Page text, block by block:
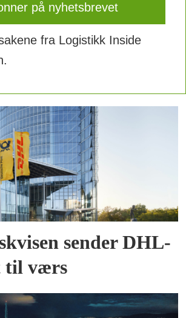
fra Logistikk Inside
sender DHL-
til værs